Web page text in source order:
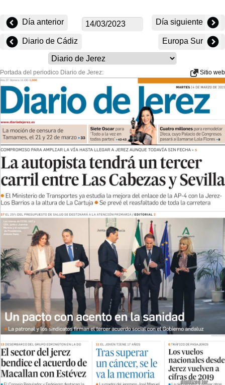
Día anterior Día siguiente
Diario de Cádiz Europa Sur
Portada del periodico Diario de Jerez: Sitio web